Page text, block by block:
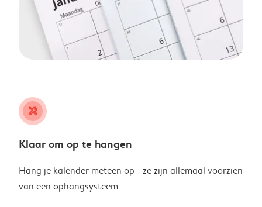
tools
Klaar om op te hangen
Hang je kalender meteen op - ze zijn allemaal voorzien
van een ophangsysteem